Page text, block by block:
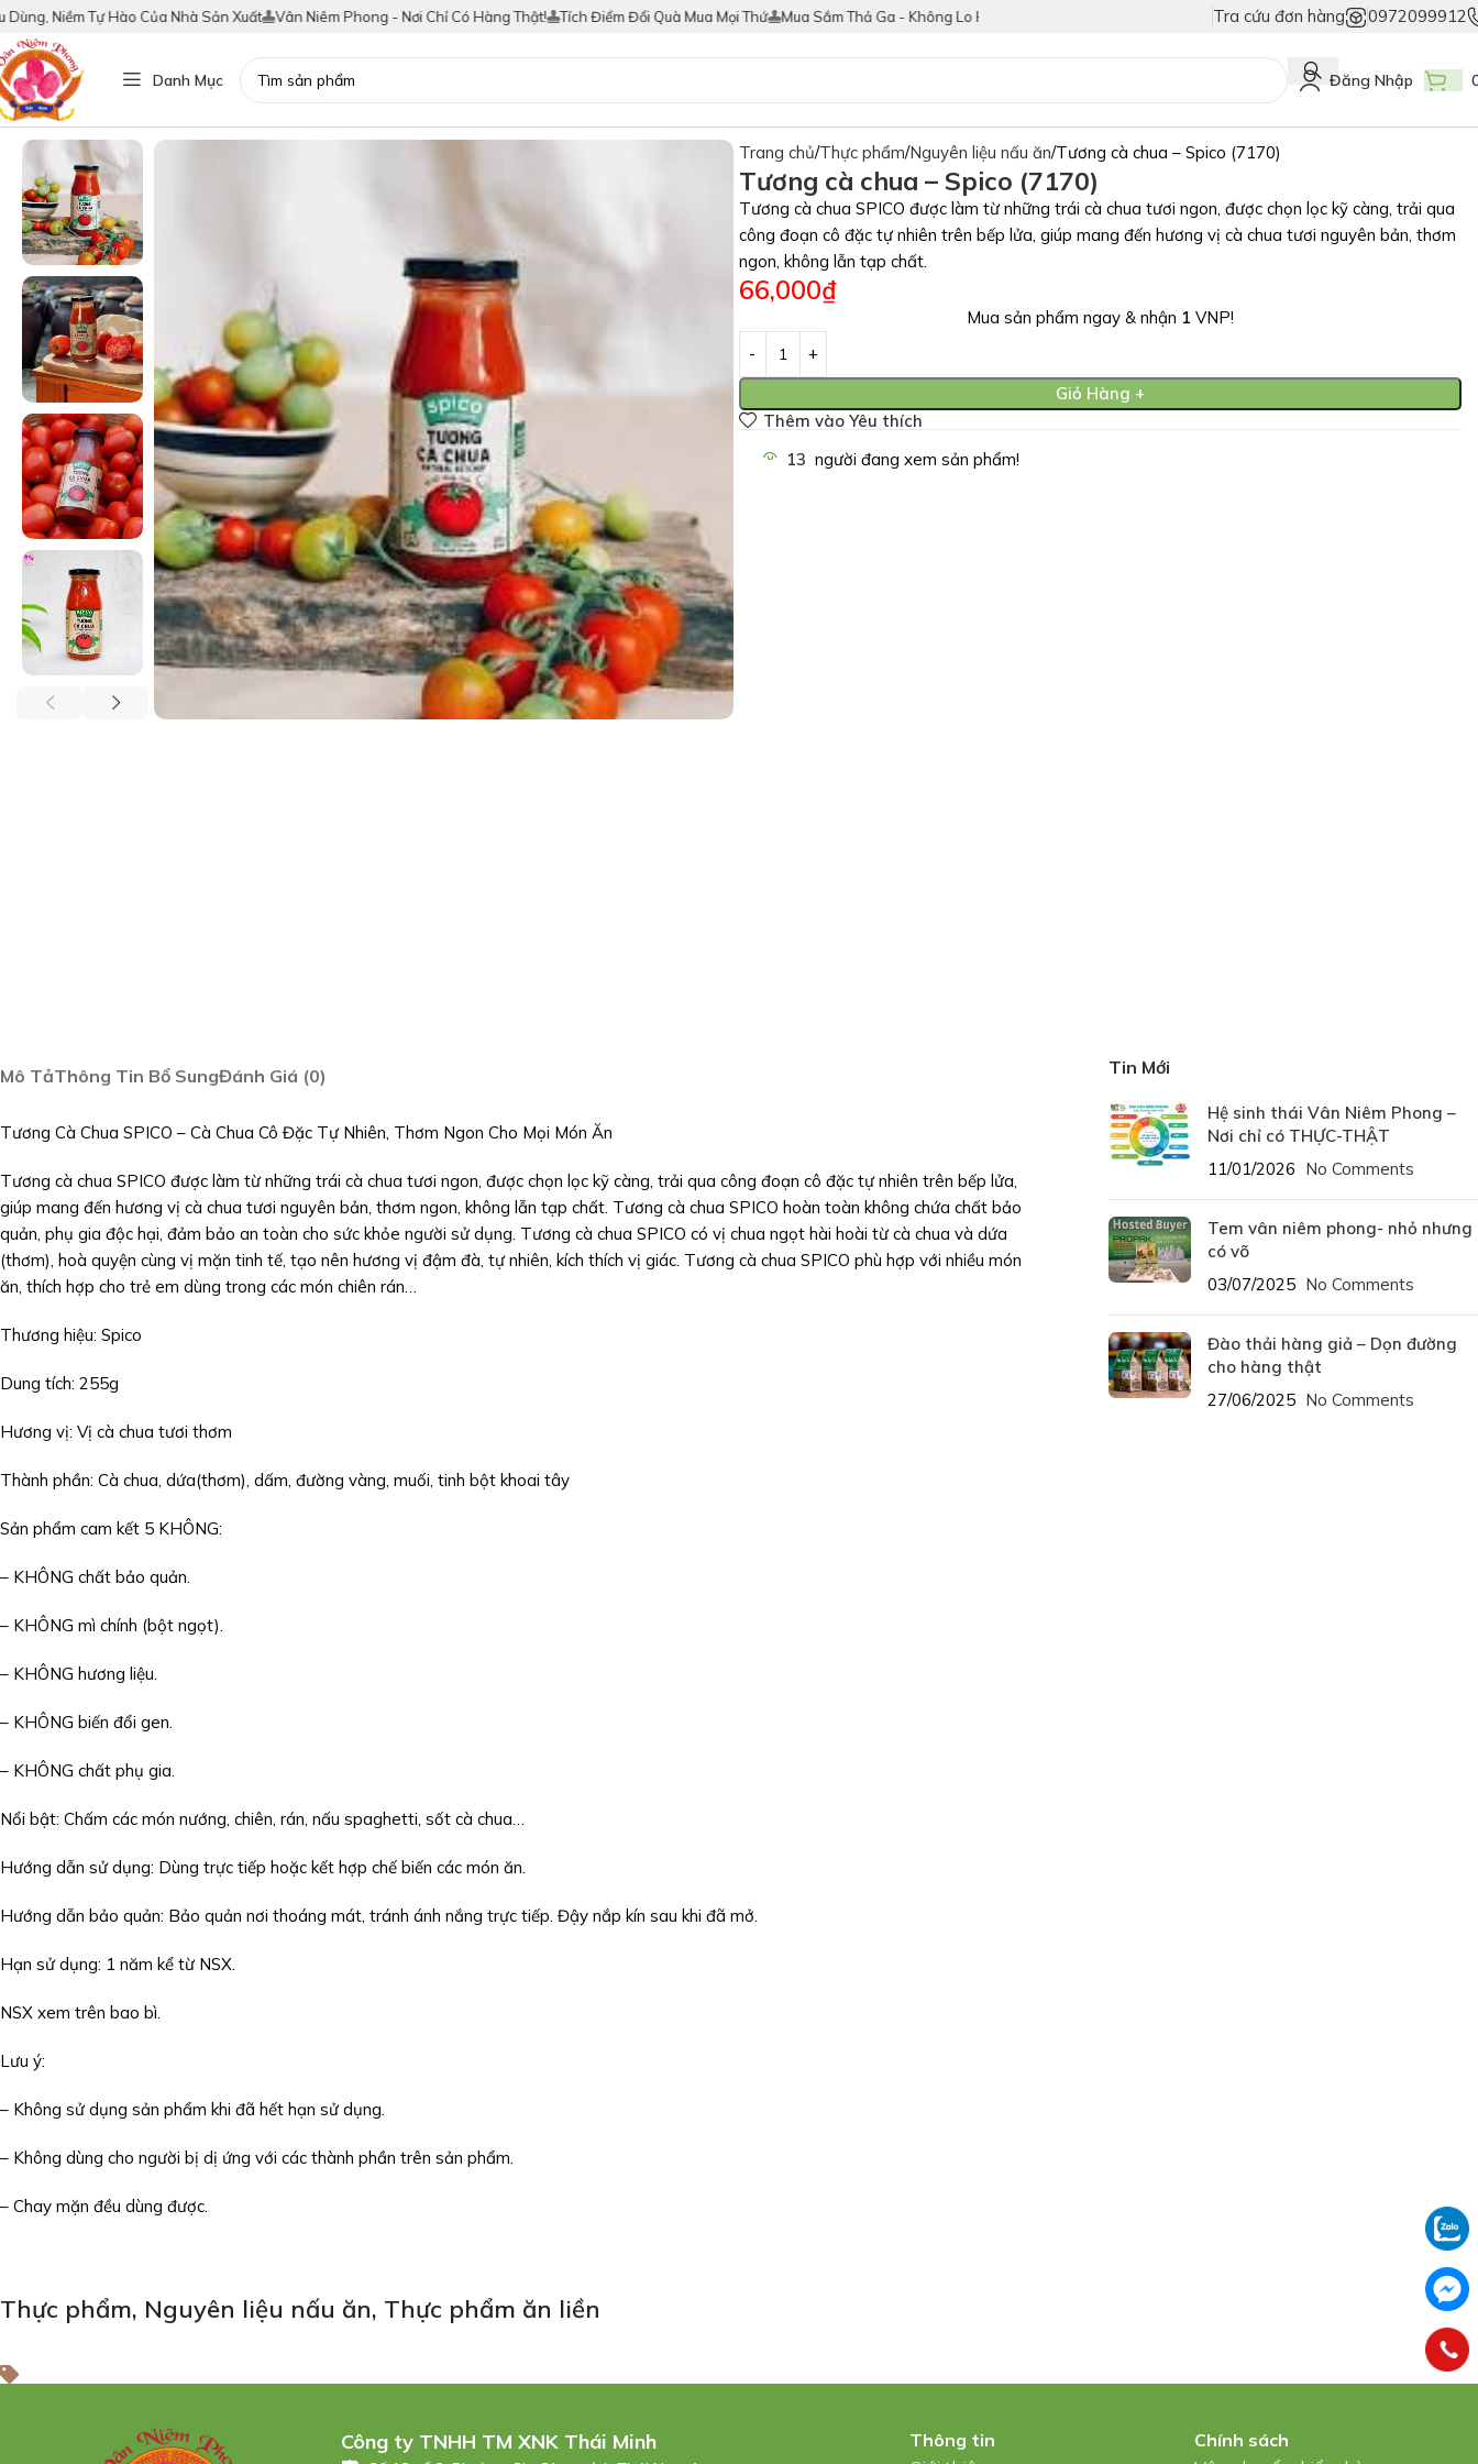
Niềm Tự Hào Của Nhà Sản Xuất Vân Niêm Phong - Nơi Chỉ Có Hàng Thật! Tích Điểm Đổi Quà Mua Mọi Thứ Mua Sắm Thả Ga - Không Lo Hàng Giả Duy Nhất Chỉ Có Tem Vân Niêm Phong - Bảo Vệ Tuyệt Đối Hàng Thật!
Tra cứu đơn hàng 0972099912
Danh Mục Đăng Nhập
Trang chủ Thực phẩm Nguyên liệu nấu ăn Tương cà chua – Spico (7170)
Tương cà chua – Spico (7170)
Tương cà chua SPICO được làm từ những trái cà chua tươi ngon, được chọn lọc kỹ càng, trải qua
công đoạn cô đặc tự nhiên trên bếp lửa, giúp mang đến hương vị cà chua tươi nguyên bản, thơm
ngon, không lẫn tạp chất.
66,000₫
Mua sản phẩm ngay & nhận 1 VNP!
Giỏ Hàng +
Thêm vào Yêu thích
13 người đang xem sản phẩm!
Mô TảThông Tin Bổ SungĐánh Giá (0)
Tương Cà Chua SPICO – Cà Chua Cô Đặc Tự Nhiên, Thơm Ngon Cho Mọi Món Ăn
Tương cà chua SPICO được làm từ những trái cà chua tươi ngon, được chọn lọc kỹ càng, trải qua công đoạn cô đặc tự nhiên trên bếp lửa,
giúp mang đến hương vị cà chua tươi nguyên bản, thơm ngon, không lẫn tạp chất. Tương cà chua SPICO hoàn toàn không chứa chất bảo
quản, phụ gia độc hại, đảm bảo an toàn cho sức khỏe người sử dụng. Tương cà chua SPICO có vị chua ngọt hài hoài từ cà chua và dứa
(thơm), hoà quyện cùng vị mặn tinh tế, tạo nên hương vị đậm đà, tự nhiên, kích thích vị giác. Tương cà chua SPICO phù hợp với nhiều món
ăn, thích hợp cho trẻ em dùng trong các món chiên rán…
Thương hiệu: Spico
Dung tích: 255g
Hương vị: Vị cà chua tươi thơm
Thành phần: Cà chua, dứa(thơm), dấm, đường vàng, muối, tinh bột khoai tây
Sản phẩm cam kết 5 KHÔNG:
– KHÔNG chất bảo quản.
– KHÔNG mì chính (bột ngọt).
– KHÔNG hương liệu.
– KHÔNG biến đổi gen.
– KHÔNG chất phụ gia.
Nổi bật: Chấm các món nướng, chiên, rán, nấu spaghetti, sốt cà chua…
Hướng dẫn sử dụng: Dùng trực tiếp hoặc kết hợp chế biến các món ăn.
Hướng dẫn bảo quản: Bảo quản nơi thoáng mát, tránh ánh nắng trực tiếp. Đậy nắp kín sau khi đã mở.
Hạn sử dụng: 1 năm kể từ NSX.
NSX xem trên bao bì.
Lưu ý:
– Không sử dụng sản phẩm khi đã hết hạn sử dụng.
– Không dùng cho người bị dị ứng với các thành phần trên sản phẩm.
– Chay mặn đều dùng được.
Tin Mới
Hệ sinh thái Vân Niêm Phong –
Nơi chỉ có THỰC-THẬT
11/01/2026 No Comments
Tem vân niêm phong- nhỏ nhưng
có võ
03/07/2025 No Comments
Đào thải hàng giả – Dọn đường
cho hàng thật
27/06/2025 No Comments
Thực phẩm, Nguyên liệu nấu ăn, Thực phẩm ăn liền
Công ty TNHH TM XNK Thái Minh
Thông tin
Chính sách